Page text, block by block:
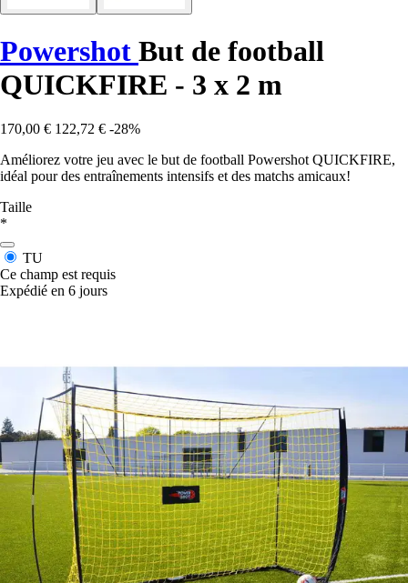
Powershot But de football
QUICKFIRE - 3 x 2 m
170,00 € 122,72 € -28%
Améliorez votre jeu avec le but de football Powershot QUICKFIRE,
idéal pour des entraînements intensifs et des matchs amicaux!
Taille
*
TU
Ce champ est requis
Expédié en 6 jours